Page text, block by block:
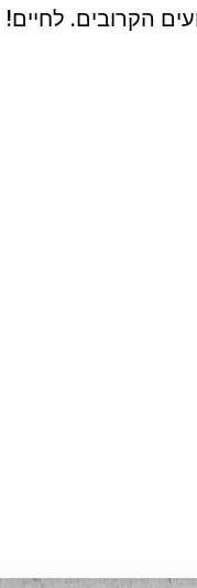
הקרובים. לחיים!